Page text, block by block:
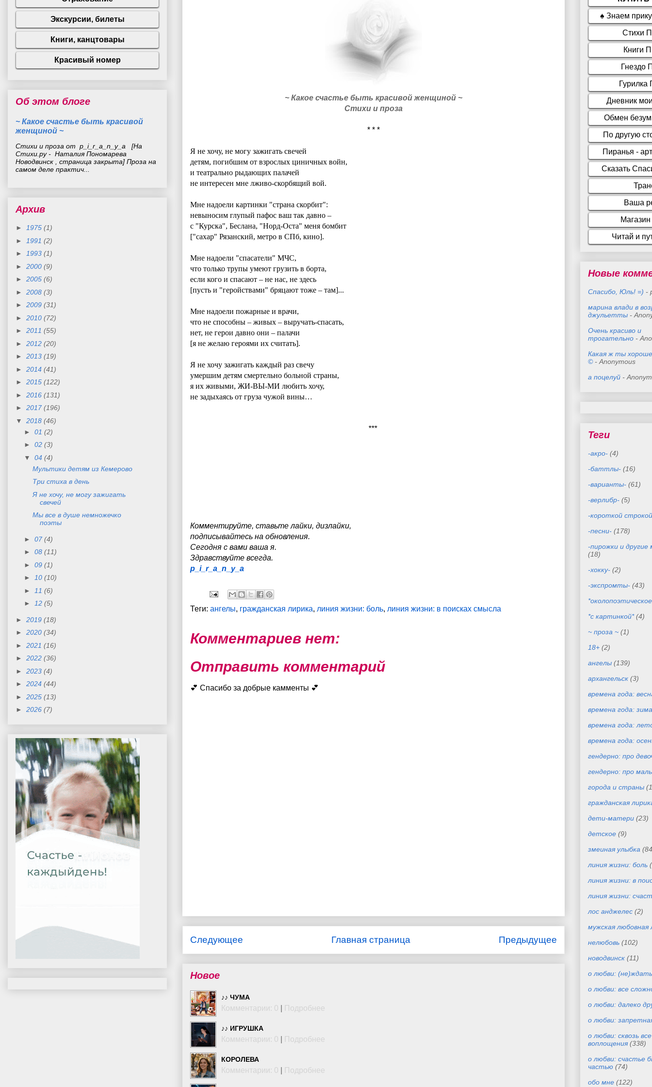
~ Какое счастье быть красивой женщиной ~
Стихи и проза
* * *
Я не хочу, не могу зажигать свечей
детям, погибшим от взрослых циничных войн,
и театрально рыдающих палачей
не интересен мне лживо-скорбящий вой.
Мне надоели картинки "страна скорбит":
невыносим глупый пафос ваш так давно –
с "Курска", Беслана, "Норд-Оста" меня бомбит
["сахар" Рязанский, метро в СПб, кино].
Мне надоели "спасатели" МЧС,
что только трупы умеют грузить в борта,
если кого и спасают – не нас, не здесь
[пусть и "геройствами" бряцают тоже – там]...
Мне надоели пожарные и врачи,
что не способны – живых – выручать-спасать,
нет, не герои давно они – палачи
[я не желаю героями их считать].
Я не хочу зажигать каждый раз свечу
умершим детям смертельно больной страны,
я их живыми, ЖИ-ВЫ-МИ любить хочу,
не задыхаясь от груза чужой вины…
***
Комментируйте, ставьте лайки, дизлайки,
подписывайтесь на обновления.
Сегодня с вами ваша я.
Здравствуйте всегда.
p_i_r_a_n_y_a
Теги: ангелы, гражданская лирика, линия жизни: боль, линия жизни: в поисках смысла
Комментариев нет:
Отправить комментарий
💕 Спасибо за добрые камменты 💕
Следующее Предыдущее
Главная страница
Новое
♪♪ ЧУМА
Комментарии: 0 Подробнее
♪♪ ИГРУШКА
Комментарии: 0 Подробнее
КОРОЛЕВА
Комментарии: 0 Подробнее
Об этом блоге
~ Какое счастье быть красивой
женщиной ~
Стихи и проза от p_i_r_a_n_y_a [На
Стихи.ру - Наталия Пономарева
Новодвинск , страница закрыта] Проза на
самом деле практич...
Архив
► 1975 (1)
►
1991 (2)
►
1993 (1)
► 2000 (9)
► 2005 (6)
► 2008 (3)
► 2009 (31)
► 2010 (72)
► 2011 (55)
► 2012 (20)
► 2013 (19)
► 2014 (41)
► 2015 (122)
► 2016 (131)
► 2017 (196)
▼ 2018 (46)
► 01 (2)
► 02 (3)
▼ 04 (4)
Мультики детям из Кемерово
Три стиха в день
Я не хочу, не могу зажигать
свечей
Мы все в душе немножечко
поэты
► 07 (4)
► 08 (11)
► 09 (1)
►
10 (10)
►
11 (6)
►
12 (5)
► 2019 (18)
► 2020 (34)
► 2021 (16)
► 2022 (36)
► 2023 (4)
► 2024 (44)
► 2025 (13)
► 2026 (7)
Новые
Спасибо, Юль! =) -
марина влади в
джульетты -
Очень красиво и
трогательно -
Какая ж ты
©- Anonymous
а поцелуй -
Теги
-акро- (4)
-баттлы- (16)
-варианты- (61)
-верлибр- (5)
-короткой
-песни- (178)
-пирожки и
(18)
-хокку- (2)
-экспромты- (43)
*с картинкой* (4)
~ проза ~ (1)
18+ (2)
ангелы (139)
архангельск (3)
времена года:
времена года: зима
времена года:
времена года:
гендерно: про
гендерно: про
города и страны
гражданская
дети-матери (23)
детское (9)
змеиная улыбка
линия жизни: боль
линия жизни: в
линия жизни:
лос анджелес (2)
мужская любовная
нелюбовь (102)
новодвинск (11)
о любви:
о любви: все
о любви: далеко
о любви:
о любви: сквозь
воплощения (338)
о любви: счастье
частью (74)
обо мне (122)